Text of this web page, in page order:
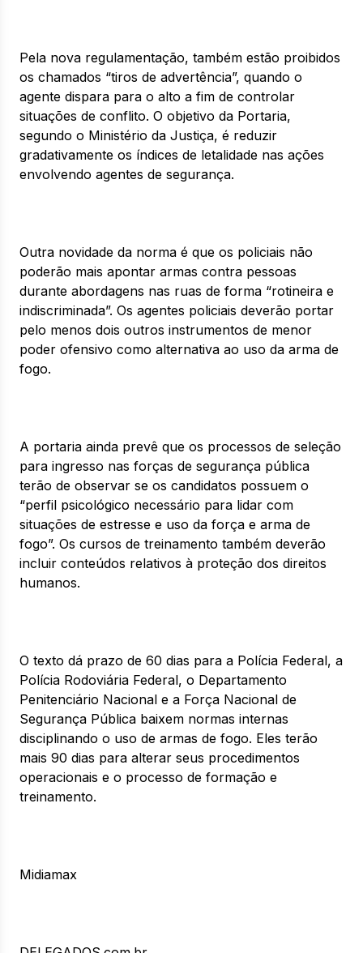
Pela nova regulamentação, também estão proibidos
os chamados “tiros de advertência”, quando o
agente dispara para o alto a fim de controlar
situações de conflito. O objetivo da Portaria,
segundo o Ministério da Justiça, é reduzir
gradativamente os índices de letalidade nas ações
envolvendo agentes de segurança.
Outra novidade da norma é que os policiais não
poderão mais apontar armas contra pessoas
durante abordagens nas ruas de forma “rotineira e
indiscriminada”. Os agentes policiais deverão portar
pelo menos dois outros instrumentos de menor
poder ofensivo como alternativa ao uso da arma de
fogo.
A portaria ainda prevê que os processos de seleção
para ingresso nas forças de segurança pública
terão de observar se os candidatos possuem o
“perfil psicológico necessário para lidar com
situações de estresse e uso da força e arma de
fogo”. Os cursos de treinamento também deverão
incluir conteúdos relativos à proteção dos direitos
humanos.
O texto dá prazo de 60 dias para a Polícia Federal, a
Polícia Rodoviária Federal, o Departamento
Penitenciário Nacional e a Força Nacional de
Segurança Pública baixem normas internas
disciplinando o uso de armas de fogo. Eles terão
mais 90 dias para alterar seus procedimentos
operacionais e o processo de formação e
treinamento.
Midiamax